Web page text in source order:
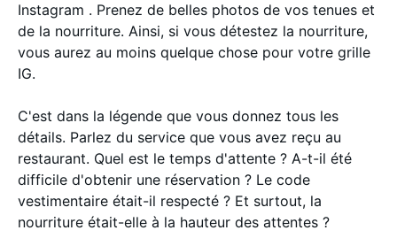
Instagram . Prenez de belles photos de vos tenues et
de la nourriture. Ainsi, si vous détestez la nourriture,
vous aurez au moins quelque chose pour votre grille
IG.
C'est dans la légende que vous donnez tous les
détails. Parlez du service que vous avez reçu au
restaurant. Quel est le temps d'attente ? A-t-il été
difficile d'obtenir une réservation ? Le code
vestimentaire était-il respecté ? Et surtout, la
nourriture était-elle à la hauteur des attentes ?